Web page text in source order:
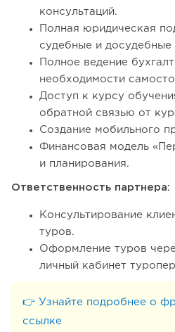
консультаций.
Полная юридическая
судебные и досудебные
Полное ведение
необходимости
Доступ к курсу
обратной связью от
Создание мобильного
Финансовая модель
и планирования.
Ответственность партнера:
Консультирование
туров.
Оформление туров
личный кабинет
👉 Узнайте подробнее о
ссылке